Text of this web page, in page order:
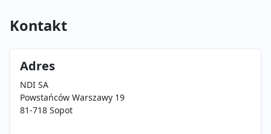
Kontakt
Adres
NDI SA
Powstańców Warszawy 19
81-718 Sopot